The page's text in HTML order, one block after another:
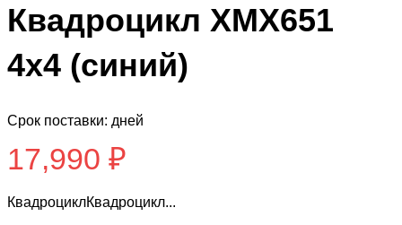
Квадроцикл ХМХ651
4х4 (синий)
Срок поставки: дней
17,990 ₽
КвадроциклКвадроцикл...